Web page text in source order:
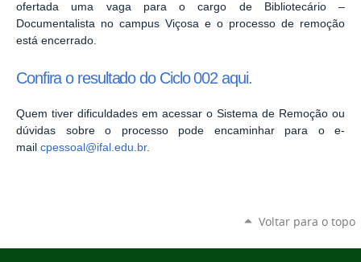
ofertada uma vaga para o cargo de Bibliotecário –
Documentalista no campus Viçosa e o processo de remoção
está encerrado.
Confira o resultado do Ciclo 002 aqui.
Quem tiver dificuldades em acessar o Sistema de Remoção ou
dúvidas sobre o processo pode encaminhar para o e-
mail cpessoal@ifal.edu.br.
Voltar para o topo